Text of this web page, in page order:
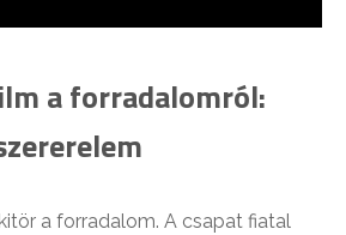
a forradalomról:
a forradalom. A csapat fiatal